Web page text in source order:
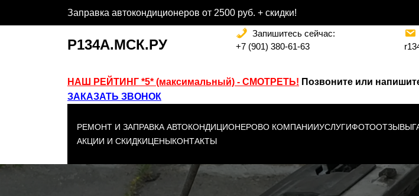
Заправка автокондиционеров от 2500 руб. + скидки!
Р134А.МСК.РУ
Запишитесь сейчас:
+7 (901) 380-61-63
НАШ РЕЙТИНГ *5* (максимальный) - СМОТРЕТЬ! Позвоните или
ЗАКАЗАТЬ ЗВОНОК
РЕМОНТ И ЗАПРАВКА АВТОКОНДИЦИОНЕРОВО КОМПАНИИУСЛУГИФОТООТЗЫВЫ
АКЦИИ И СКИДКИЦЕНЫКОНТАКТЫ